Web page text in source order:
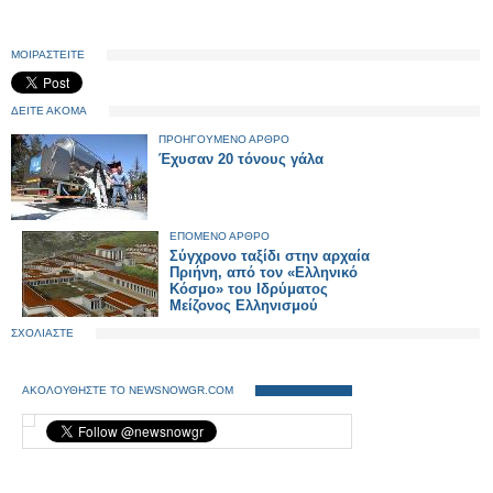
ΜΟΙΡΑΣΤΕΙΤΕ
ΔΕΙΤΕ ΑΚΟΜΑ
ΠΡΟΗΓΟΥΜΕΝΟ ΑΡΘΡΟ
Έχυσαν 20 τόνους γάλα
ΕΠΟΜΕΝΟ ΑΡΘΡΟ
Σύγχρονο ταξίδι στην αρχαία
Πριήνη, από τον «Ελληνικό
Κόσμο» του Ιδρύματος
Μείζονος Ελληνισμού
ΣΧΟΛΙΑΣΤΕ
ΑΚΟΛΟΥΘΗΣΤΕ ΤΟ NEWSNOWGR.COM